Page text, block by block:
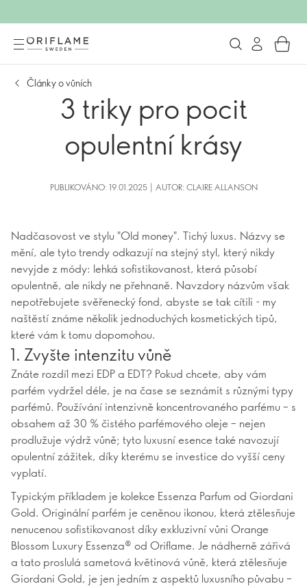
Články o vůních
3 triky pro pocit
opulentní krásy
PUBLIKOVÁNO: 19.01.2025 | AUTOR: CLAIRE ALLANSON
Nadčasovost ve stylu "Old money". Tichý luxus. Názvy se
mění, ale tyto trendy odkazují na stejný styl, který nikdy
nevyjde z módy: lehká sofistikovanost, která působí
opulentně, ale nikdy ne přehnaně. Navzdory názvům však
nepotřebujete svěřenecký fond, abyste se tak cítili - my
naštěstí známe několik jednoduchých kosmetických tipů,
které vám k tomu dopomohou.
1. Zvyšte intenzitu vůně
Znáte rozdíl mezi EDP a EDT? Pokud chcete, aby vám
parfém vydržel déle, je na čase se seznámit s různými typy
parfémů. Používání intenzivně koncentrovaného parfému – s
obsahem až 30 % čistého parfémového oleje – nejen
prodlužuje výdrž vůně; tyto luxusní esence také navozují
opulentní zážitek, díky kterému se investice do vyšší ceny
vyplatí.
Typickým příkladem je kolekce Essenza Parfum od Giordani
Gold. Originální parfém je ceněnou ikonou, která ztělesňuje
nenucenou sofistikovanost díky exkluzivní vůni Orange
Blossom Luxury Essenza® od Oriflame. Je nádherně zářivá
a tato proslulá sametová květinová vůně, která ztělesňuje
Giordani Gold, je jen jedním z aspektů luxusního půvabu –